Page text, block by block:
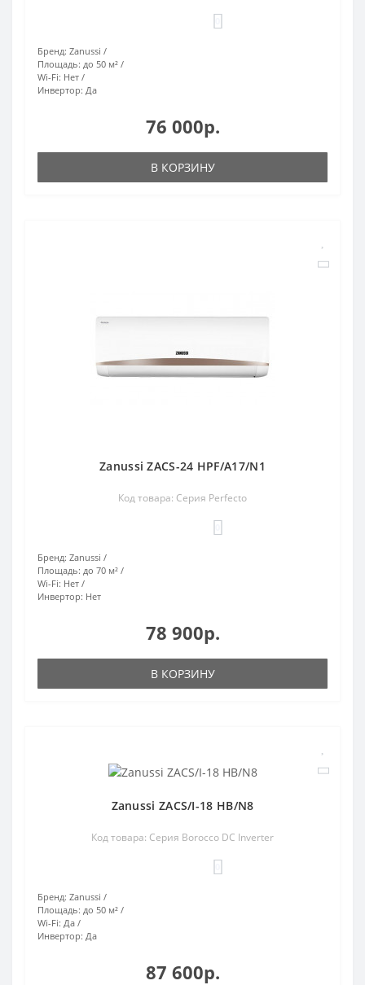
Бренд: Zanussi
Площадь: до 50 м²
Wi-Fi: Нет
Инвертор: Да
76 000р.
В КОРЗИНУ
Zanussi ZACS-24 HPF/A17/N1
Код товара: Серия Perfecto
Бренд: Zanussi
Площадь: до 70 м²
Wi-Fi: Нет
Инвертор: Нет
78 900р.
В КОРЗИНУ
Zanussi ZACS/I-18 HB/N8
Код товара: Серия Borocco DC Inverter
Бренд: Zanussi
Площадь: до 50 м²
Wi-Fi: Да
Инвертор: Да
87 600р.